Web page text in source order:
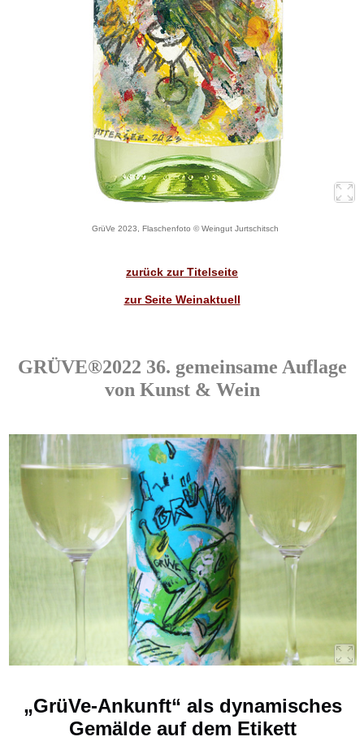
GrüVe 2023, Flaschenfoto © Weingut Jurtschitsch
zurück zur Titelseite
zur Seite Weinaktuell
GRÜVE®2022 36. gemeinsame Auflage
von Kunst & Wein
„GrüVe-Ankunft“ als dynamisches
Gemälde auf dem Etikett